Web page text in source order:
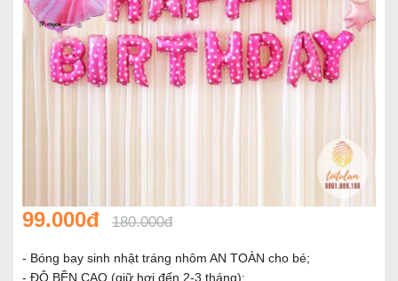
99.000đ 180.000đ
- Bóng bay sinh nhật tráng nhôm AN TOÀN cho bé;
- ĐỘ BỀN CAO (giữ hơi đến 2-3 tháng);